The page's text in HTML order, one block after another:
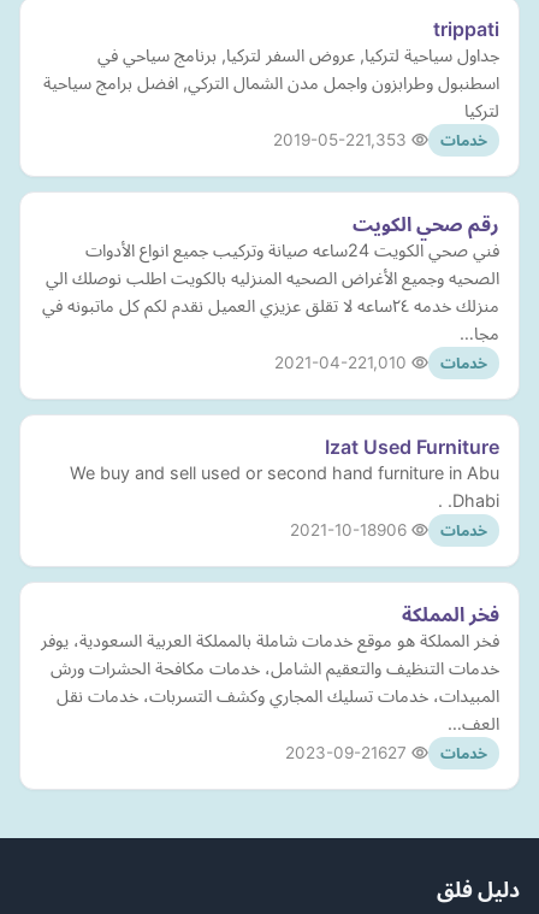
trippati
جداول سياحية لتركيا, عروض السفر لتركيا, برنامج سياحي في
اسطنبول وطرابزون واجمل مدن الشمال التركي, افضل برامج سياحية
لتركيا
خدمات 2019-05-22
رقم صحي الكويت
فني صحي الكويت 24ساعه صيانة وتركيب جميع انواع الأدوات
الصحيه وجميع الأغراض الصحيه المنزليه بالكويت اطلب نوصلك الي
منزلك خدمه ٢٤ساعه لا تقلق عزيزي العميل نقدم لكم كل ماتبونه في
مجا…
خدمات 2021-04-22
Izat Used Furniture
We buy and sell used or second hand furniture in Abu
Dhabi. .
خدمات 2021-10-18
فخر المملكة
فخر المملكة هو موقع خدمات شاملة بالمملكة العربية السعودية، يوفر
خدمات التنظيف والتعقيم الشامل، خدمات مكافحة الحشرات ورش
المبيدات، خدمات تسليك المجاري وكشف التسربات، خدمات نقل
العف…
خدمات 2023-09-21
دليل فلق